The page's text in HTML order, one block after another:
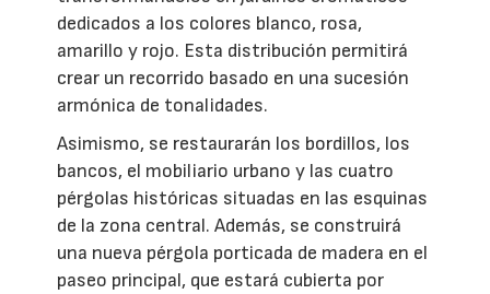
dedicados a los colores blanco, rosa,
amarillo y rojo. Esta distribución permitirá
crear un recorrido basado en una sucesión
armónica de tonalidades.
Asimismo, se restaurarán los bordillos, los
bancos, el mobiliario urbano y las cuatro
pérgolas históricas situadas en las esquinas
de la zona central. Además, se construirá
una nueva pérgola porticada de madera en el
paseo principal, que estará cubierta por